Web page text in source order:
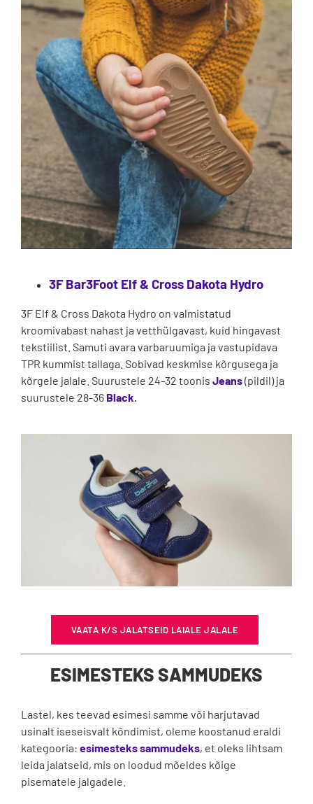
3F Bar3Foot Elf & Cross Dakota Hydro
3F Elf & Cross Dakota Hydro on valmistatud
kroomivabast nahast ja vetthülgavast, kuid hingavast
tekstiilist. Samuti avara varbaruumiga ja vastupidava
TPR kummist tallaga. Sobivad keskmise kõrgusega ja
kõrgele jalale. Suurustele 24-32 toonis Jeans(pildil) ja
suurustele 28-36 Black.
VAATA K/S JALATSEID LAIALE JALALE
ESIMESTEKS SAMMUDEKS
Lastel, kes teevad esimesi samme või harjutavad
usinalt iseseisvalt kõndimist, oleme koostanud eraldi
kategooria: esimesteks sammudeks, et oleks lihtsam
leida jalatseid, mis on loodud mõeldes kõige
pisematele jalgadele.